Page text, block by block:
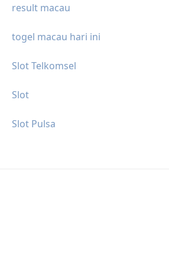
result macau
togel macau hari ini
Slot Telkomsel
Slot
Slot Pulsa